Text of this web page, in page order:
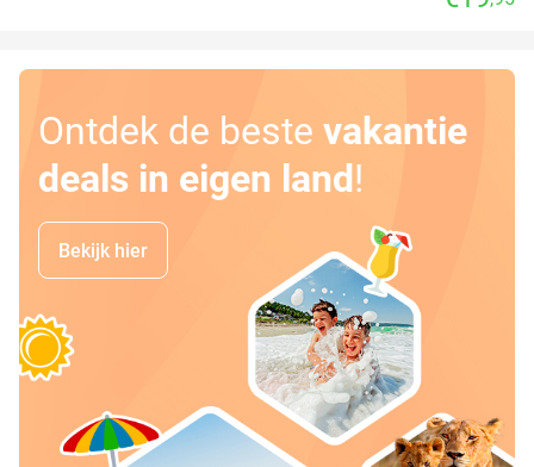
Ontdek de beste vakantie
deals in eigen land!
Bekijk hier